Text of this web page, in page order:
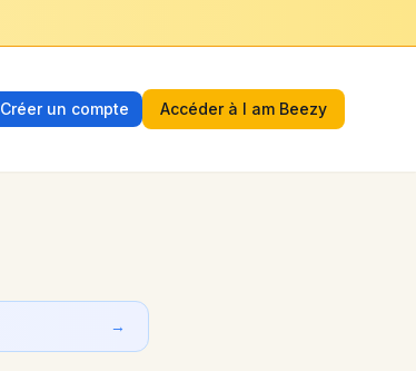
Créer un compte Accéder à I am Beezy
→